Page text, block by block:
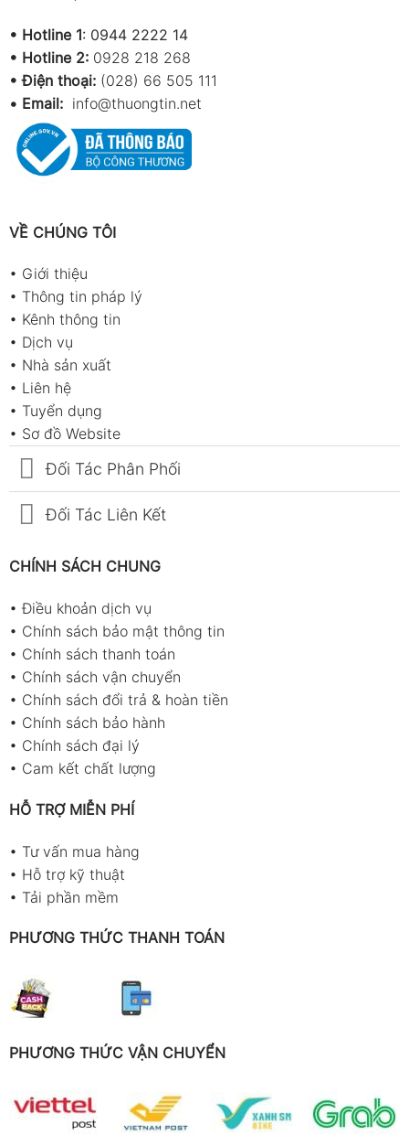
• Hotline 1: 0944 2222 14
• Hotline 2: 0928 218 268
• Điện thoại: (028) 66 505 111
• Email: info@thuongtin.net
VỀ CHÚNG TÔI
• Giới thiệu
• Thông tin pháp lý
• Kênh thông tin
• Dịch vụ
• Nhà sản xuất
• Liên hệ
• Tuyển dụng
• Sơ đồ Website
Đối Tác Phân Phối
Đối Tác Liên Kết
CHÍNH SÁCH CHUNG
•Điều khoản dịch vụ
• Chính sách bảo mật thông tin
• Chính sách thanh toán
• Chính sách vận chuyển
• Chính sách đổi trả & hoàn tiền
• Chính sách bảo hành
• Chính sách đại lý
• Cam kết chất lượng
HỖ TRỢ MIỄN PHÍ
• Tư vấn mua hàng
• Hỗ trợ kỹ thuật
• Tải phần mềm
PHƯƠNG THỨC THANH TOÁN
PHƯƠNG THỨC VẬN CHUYỂN